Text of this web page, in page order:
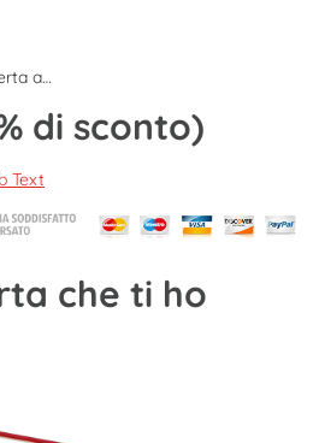
a…
di sconto)
Text
che ti ho